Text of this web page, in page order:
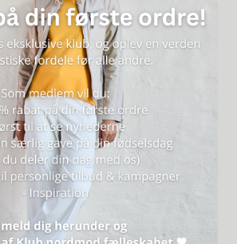
– Overarm 48 cm.- Længde foran 73 cm.-
– Overarm 51 cm.- Længde foran 74 cm.-
– Overarm 54 cm.- Længde foran 75 cm.-
– Overarm 57 cm .- Længde foran 77 cm.-
Overarm 60 cm .- Længde foran 79 cm.-